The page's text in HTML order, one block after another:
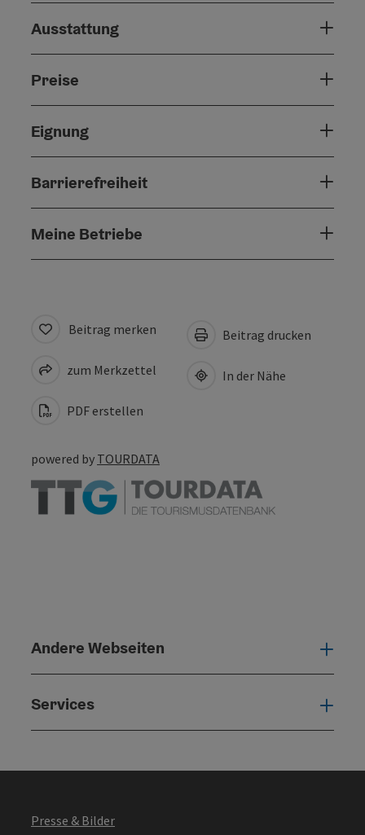
Ausstattung
Preise
Eignung
Barrierefreiheit
Meine Betriebe
Beitrag merken
zum Merkzettel
PDF erstellen
Beitrag drucken
In der Nähe
powered by TOURDATA
Andere Webseiten
Services
Presse & Bilder